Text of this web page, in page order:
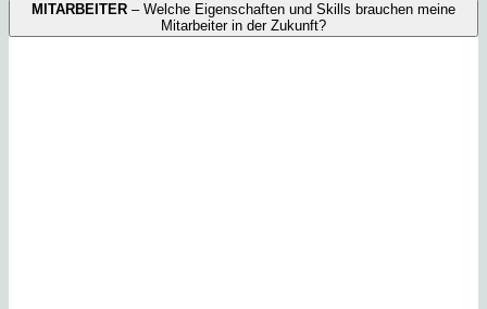
MITARBEITER – Welche Eigenschaften und Skills brauchen meine
Mitarbeiter in der Zukunft?